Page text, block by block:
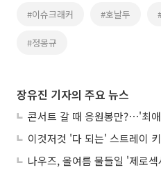
#이슈크래커 #호날두
#정몽규
장유진 기자의 주요 뉴스
콘서트 갈 때 응원봉만?⋯'최